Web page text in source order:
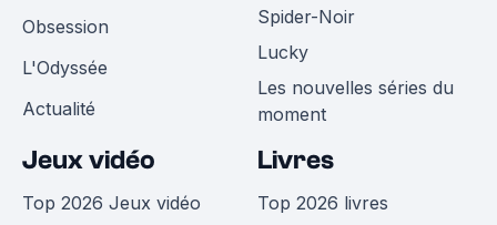
Obsession
L'Odyssée
Actualité
Spider-Noir
Lucky
Les nouvelles séries du
moment
Jeux vidéo
Top 2026 Jeux vidéo
Livres
Top 2026 livres